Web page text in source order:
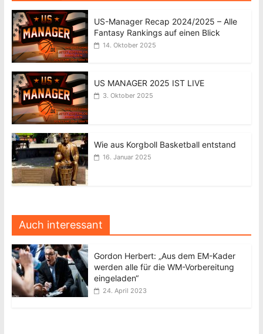
US-Manager Recap 2024/2025 – Alle
Fantasy Rankings auf einen Blick
14. Oktober 2025
US MANAGER 2025 IST LIVE
3. Oktober 2025
Wie aus Korgboll Basketball entstand
16. Januar 2025
Auch interessant
Gordon Herbert: „Aus dem EM-Kader
werden alle für die WM-Vorbereitung
eingeladen“
24. April 2023